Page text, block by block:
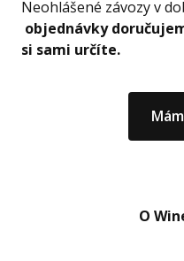
Neohlášené závozy v
objednávky
si sami určíte.
O